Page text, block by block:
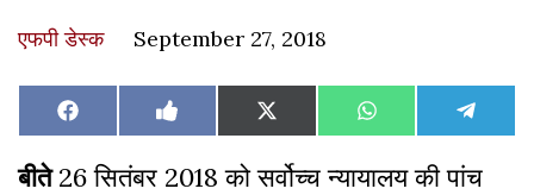
एफपी डेस्‍क September 27, 2018
Share
on
Facebook Share
on
Like
on
Facebook
Share
on
X
(Twitter)
Share
on
WhatsAppShare
on
बीते26 सितंबर 2018 को सर्वोच्च न्यायालय की पांच